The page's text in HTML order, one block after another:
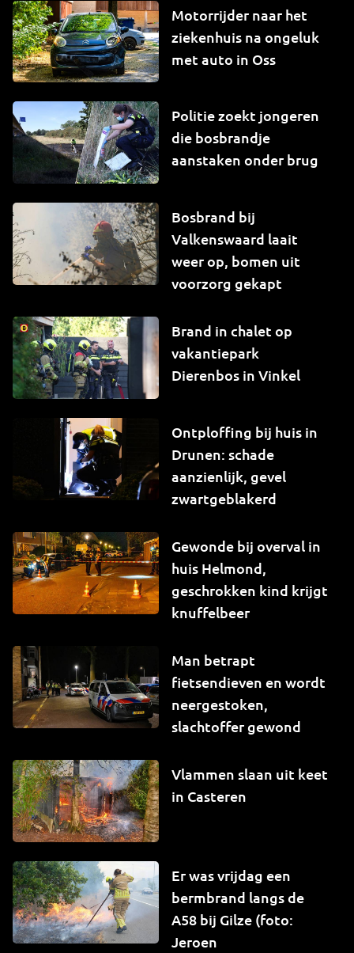
Motorrijder naar het
ziekenhuis na ongeluk
met auto in Oss
Politie zoekt jongeren
die bosbrandje
aanstaken onder brug
Bosbrand bij
Valkenswaard laait
weer op, bomen uit
voorzorg gekapt
Brand in chalet op
vakantiepark
Dierenbos in Vinkel
Ontploffing bij huis in
Drunen: schade
aanzienlijk, gevel
zwartgeblakerd
Gewonde bij overval in
huis Helmond,
geschrokken kind krijgt
knuffelbeer
Man betrapt
fietsendieven en wordt
neergestoken,
slachtoffer gewond
Vlammen slaan uit keet
in Casteren
Er was vrijdag een
bermbrand langs de
A58 bij Gilze (foto:
Jeroen